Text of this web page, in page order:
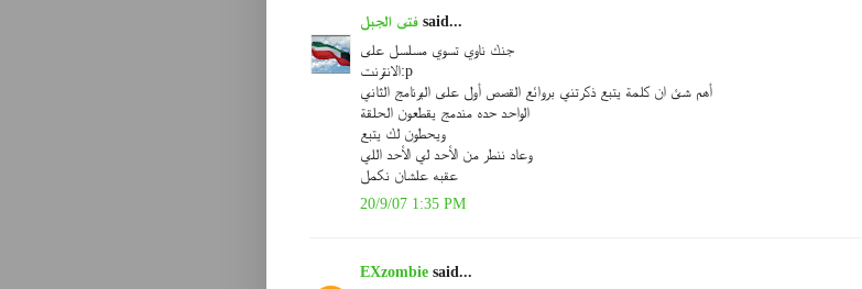
فتى الجبل said...
جنك ناوي تسوي مسلسل على
الانترنت:p
أهم شئ ان كلمة يتبع ذكرتني بروائع القصص أول على البرنامج الثاني
الواحد حده مندمج يقطعون الحلقة
ويحطون لك يتبع
وعاد ننطر من الأحد لي الأحد اللي
عقبه علشان نكمل
20/9/07 1:35 PM
EXzombie said...